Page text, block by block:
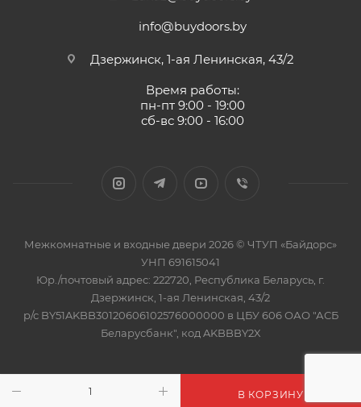
В КОРЗИНУ
info@buydoors.by
Дзержинск, 1-ая Ленинская, 43/2
Время работы:
пн-пт 9:00 - 19:00
сб-вс 9:00 - 16:00
Межкомнатные и входные двери 2026 © ЧТУП «Байдорс»
УНП 691615041
Юр./почтовый адрес: 222720, Республика Беларусь, г.
Дзержинск, 1-ая Ленинская, 43/2
р/с BY51AKBB30120606102576000000 в ЦБУ 606 ОАО "АСБ
Беларусбанк", код AKBBBY2X